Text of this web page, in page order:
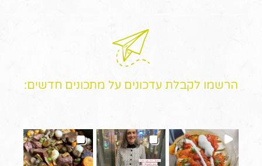
הרשמו לקבלת עדכונים על מתכונים חדשים: